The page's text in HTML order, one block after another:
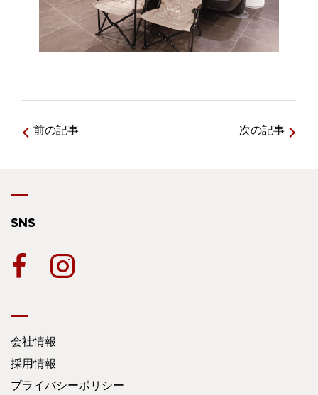
前の記事 次の記事
SNS
会社情報
採用情報
プライバシーポリシー